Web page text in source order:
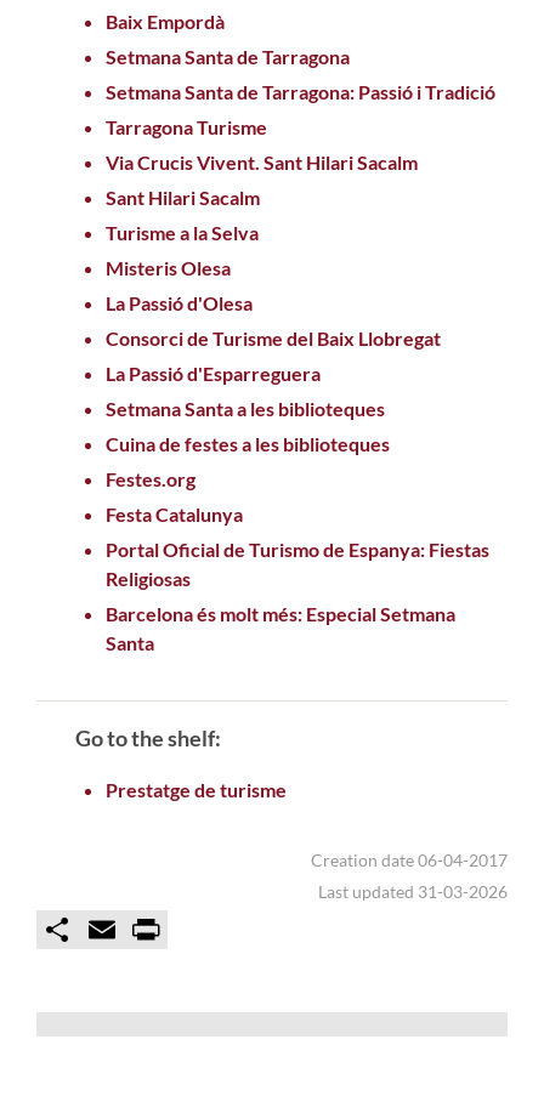
Baix Empordà
Setmana Santa de Tarragona
Setmana Santa de Tarragona: Passió i Tradició
Tarragona Turisme
Via Crucis Vivent. Sant Hilari Sacalm
Sant Hilari Sacalm
Turisme a la Selva
Misteris Olesa
La Passió d'Olesa
Consorci de Turisme del Baix Llobregat
La Passió d'Esparreguera
Setmana Santa a les biblioteques
Cuina de festes a les biblioteques
Festes.org
Festa Catalunya
Portal Oficial de Turismo de Espanya: Fiestas
Religiosas
Barcelona és molt més: Especial Setmana
Santa
Go to the shelf:
Prestatge de turisme
Creation date 06-04-2017
Last updated 31-03-2026
C
r
t
m